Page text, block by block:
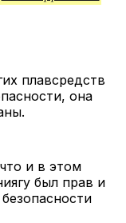
плавсредств
она
и в этом
был прав и